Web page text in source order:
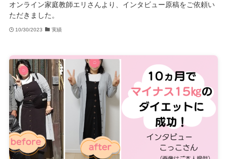
オンライン家庭教師エリさんより、インタビュー原稿をご依頼い
ただきました。
10/30/2023 実績